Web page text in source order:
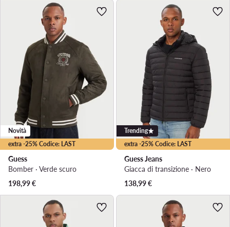
extra -25% Codice: LAST
Novità
Guess
Bomber · Verde scuro
198,99€
extra -25% Codice: LAST
Trending
Guess Jeans
Giacca di transizione · Nero
138,99€